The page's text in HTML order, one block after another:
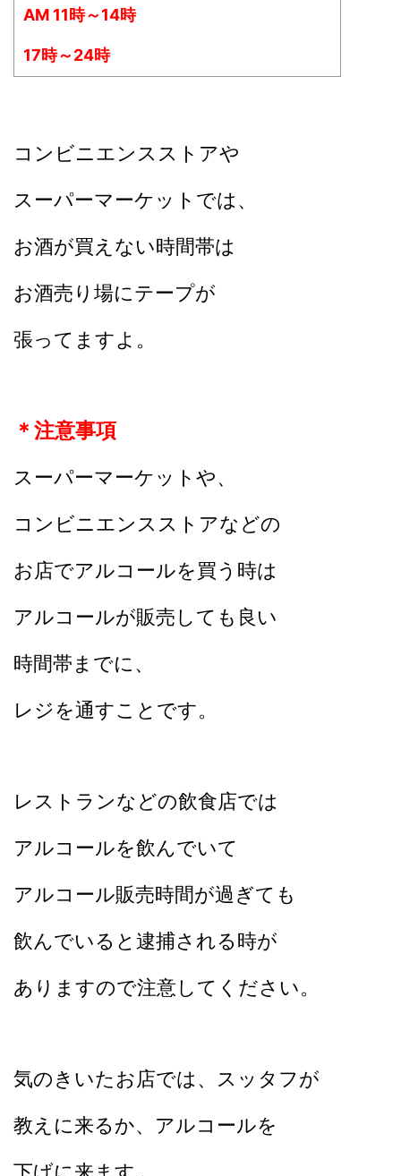
AM 11時～14時
17時～24時
コンビニエンスストアや
スーパーマーケットでは、
お酒が買えない時間帯は
お酒売り場にテープが
張ってますよ。
＊注意事項
スーパーマーケットや、
コンビニエンスストアなどの
お店でアルコールを買う時は
アルコールが販売しても良い
時間帯までに、
レジを通すことです。
レストランなどの飲食店では
アルコールを飲んでいて
アルコール販売時間が過ぎても
飲んでいると逮捕される時が
ありますので注意してください。
気のきいたお店では、スッタフが
教えに来るか、アルコールを